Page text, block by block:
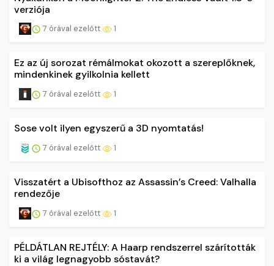
verziója
7 órával ezelőtt 1
Ez az új sorozat rémálmokat okozott a szereplőknek,
mindenkinek gyilkolnia kellett
7 órával ezelőtt 1
Sose volt ilyen egyszerű a 3D nyomtatás!
7 órával ezelőtt 1
Visszatért a Ubisofthoz az Assassin’s Creed: Valhalla
rendezője
7 órával ezelőtt 1
PÉLDÁTLAN REJTÉLY: A Haarp rendszerrel szárították
ki a világ legnagyobb sóstavát?